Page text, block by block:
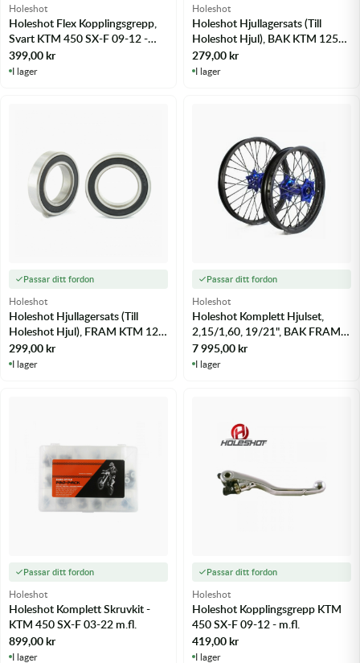
Holeshot
Holeshot Flex Kopplingsgrepp,
Svart KTM 450 SX-F 09-12 -
m.fl.
399,00kr
I lager
Holeshot
Holeshot Hjullagersats (Till
Holeshot Hjul), BAK KTM 125
EXC 16 - m.fl.
279,00kr
I lager
Passar ditt fordon
Holeshot
Holeshot Hjullagersats (Till
Holeshot Hjul), FRAM KTM 125
SX 15-25 - m.fl.
299,00kr
I lager
Passar ditt fordon
Holeshot
Holeshot Komplett Hjulset,
2,15/1,60, 19/21", BAK FRAM,
MATT SVART BLÅ KTM 125 SX
15-25 - m.fl.
7 995,00kr
I lager
Passar ditt fordon
Holeshot
Holeshot Komplett Skruvkit -
KTM 450 SX-F 03-22 m.fl.
899,00kr
I lager
Passar ditt fordon
Holeshot
Holeshot Kopplingsgrepp KTM
450 SX-F 09-12 - m.fl.
419,00kr
I lager